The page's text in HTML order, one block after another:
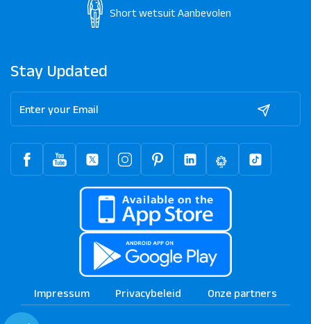
Short wetsuit Aanbevolen
Stay Updated
Impressum Privacybeleid Onze partners